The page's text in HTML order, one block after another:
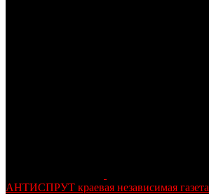
АНТИСПРУТ краевая независимая газета